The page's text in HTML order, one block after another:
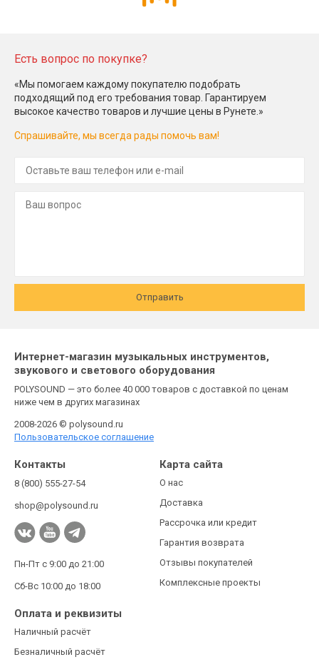
Есть вопрос по покупке?
«Мы помогаем каждому покупателю подобрать
подходящий под его требования товар. Гарантируем
высокое качество товаров и лучшие цены в Рунете.»
Спрашивайте, мы всегда рады помочь вам!
Отправить
Интернет-магазин музыкальных инструментов,
звукового и светового оборудования
POLYSOUND — это более 40 000 товаров с доставкой по ценам
ниже чем в других магазинах
2008-2026 © polysound.ru
Пользовательское соглашение
Контакты
8 (800) 555-27-54
shop@polysound.ru
Пн-Пт с 9:00 до 21:00
Сб-Вс 10:00 до 18:00
Карта сайта
О нас
Доставка
Рассрочка или кредит
Гарантия возврата
Отзывы покупателей
Комплексные проекты
Оплата и реквизиты
Наличный расчёт
Безналичный расчёт